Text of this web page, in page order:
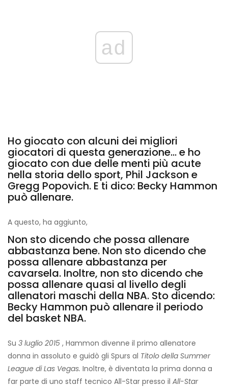
ad
Ho giocato con alcuni dei migliori
giocatori di questa generazione... e ho
giocato con due delle menti più acute
nella storia dello sport, Phil Jackson e
Gregg Popovich. E ti dico: Becky Hammon
può allenare.
A questo, ha aggiunto,
Non sto dicendo che possa allenare
abbastanza bene. Non sto dicendo che
possa allenare abbastanza per
cavarsela. Inoltre, non sto dicendo che
possa allenare quasi al livello degli
allenatori maschi della NBA. Sto dicendo:
Becky Hammon può allenare il periodo
del basket NBA.
Su 3 luglio 2015 , Hammon divenne il primo allenatore
donna in assoluto e guidò gli Spurs al Titolo della Summer
League di Las Vegas. Inoltre, è diventata la prima donna a
far parte di uno staff tecnico All-Star presso il All-Star